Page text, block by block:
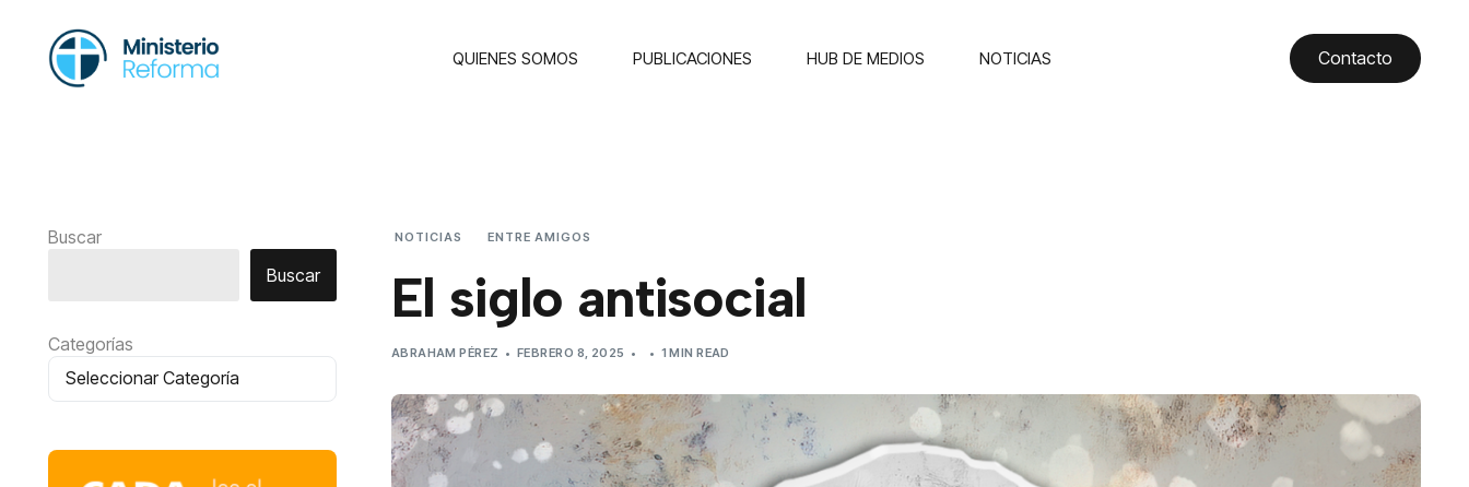
QUIENES SOMOS PUBLICACIONES HUB DE MEDIOS NOTICIAS Contacto
NOTICIAS ENTRE AMIGOS
El siglo antisocial
ABRAHAM PÉREZ FEBRERO 8, 2025 1 MIN READ
Buscar
Buscar
Categorías